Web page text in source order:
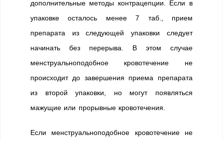
дополнительные методы контрацепции. Если в
упаковке осталось менее 7 таб., прием
препарата из следующей упаковки следует
начинать без перерыва. В этом случае
менструальноподобное кровотечение не
происходит до завершения приема препарата
из второй упаковки, но могут появляться
мажущие или прорывные кровотечения.
Если менструальноподобное кровотечение не